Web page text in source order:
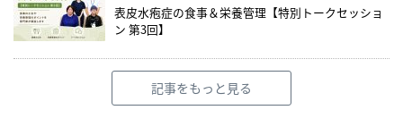
表皮水疱症の食事＆栄養管理【特別トークセッショ
ン 第3回】
記事をもっと見る